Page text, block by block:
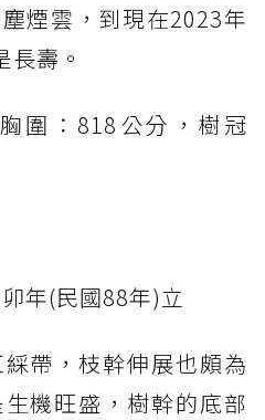
煙雲，到現在2023年
壽。
圍：818公分，樹冠
年(民國88年)立
帶，枝幹伸展也頗為
機旺盛，樹幹的底部